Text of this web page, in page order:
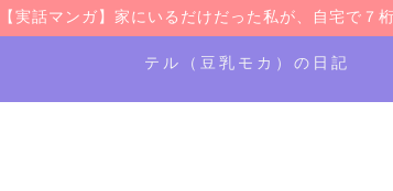
【実話マンガ】家にいるだけだった私が、自宅で７
テル（豆乳モカ）の日記